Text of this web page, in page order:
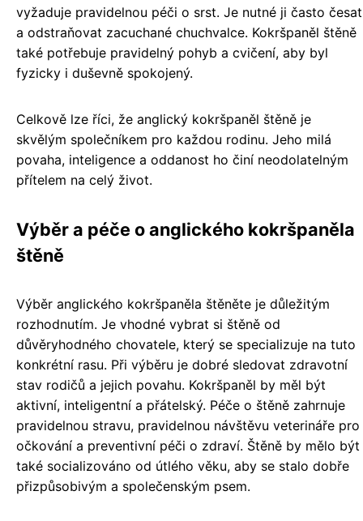
vyžaduje pravidelnou péči o srst. Je nutné ji často česat
a odstraňovat zacuchané chuchvalce. Kokršpaněl štěně
také potřebuje pravidelný pohyb a cvičení, aby byl
fyzicky i duševně spokojený.
Celkově lze říci, že anglický kokršpaněl štěně je
skvělým společníkem pro každou rodinu. Jeho milá
povaha, inteligence a oddanost ho činí neodolatelným
přítelem na celý život.
Výběr a péče o anglického kokršpaněla
štěně
Výběr anglického kokršpaněla štěněte je důležitým
rozhodnutím. Je vhodné vybrat si štěně od
důvěryhodného chovatele, který se specializuje na tuto
konkrétní rasu. Při výběru je dobré sledovat zdravotní
stav rodičů a jejich povahu. Kokršpaněl by měl být
aktivní, inteligentní a přátelský. Péče o štěně zahrnuje
pravidelnou stravu, pravidelnou návštěvu veterináře pro
očkování a preventivní péči o zdraví. Štěně by mělo být
také socializováno od útlého věku, aby se stalo dobře
přizpůsobivým a společenským psem.